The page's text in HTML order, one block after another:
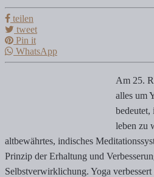
Tanja Klindworth
Am 25. Rallye-Tag dreht sich bei uns
teilen
tweet
Pin it
WhatsApp
Am 25.
alles um
leben zu
altbewährtes, indisches
Prinzip der Erhaltung und
Selbstverwirklichung. Yoga